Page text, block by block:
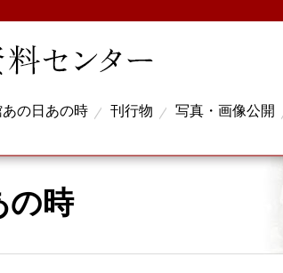
あの日あの時 刊行物 写真・画像公開
の時